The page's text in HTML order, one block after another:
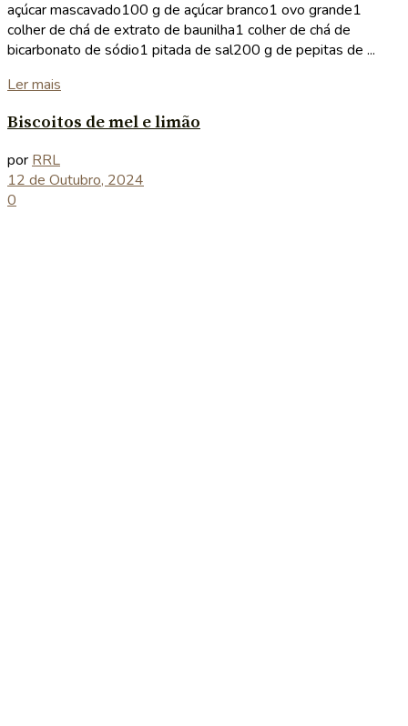
açúcar mascavado100 g de açúcar branco1 ovo grande1
colher de chá de extrato de baunilha1 colher de chá de
bicarbonato de sódio1 pitada de sal200 g de pepitas de ...
Ler mais
Biscoitos de mel e limão
por RRL
12 de Outubro, 2024
0